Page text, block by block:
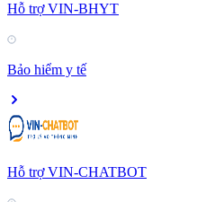
Hỗ trợ VIN-BHYT
Bảo hiểm y tế
Hỗ trợ VIN-CHATBOT